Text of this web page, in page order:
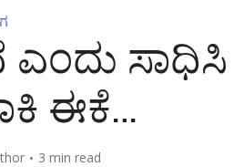
ಎಂದು ಸಾಧಿಸಿ
ಈಕೆ…
3 min read